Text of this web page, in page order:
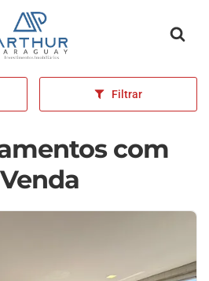
Página inicial
Filtrar
com